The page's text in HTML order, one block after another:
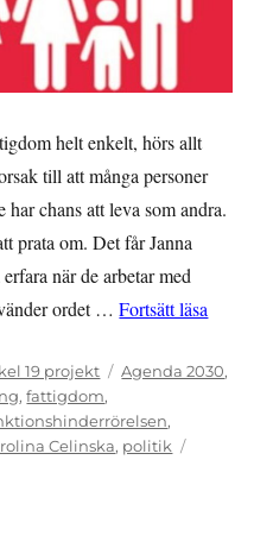
helt enkelt, hörs allt
till att många personer
chans att leva som andra.
prata om. Det får Janna
när de arbetar med
ordet …Fortsätt läsa
19 projekt Etiketter
Agenda 2030,
,fattigdom,
,
Celinska, politik